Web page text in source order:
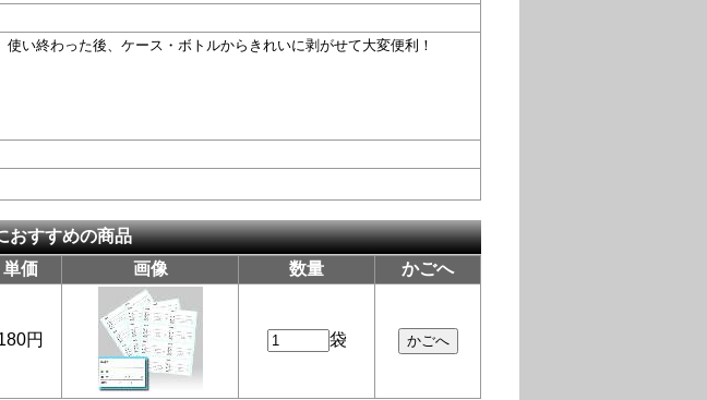
い終わった後、ケース・ボトルからきれいに剥がせて大変便利！
おすすめの商品
単価 画像 数量 かごへ
円 袋